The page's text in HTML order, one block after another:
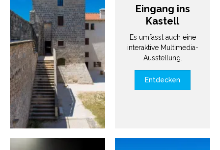
Eingang ins
Kastell
Es umfasst auch eine
interaktive Multimedia-
Ausstellung.
Entdecken